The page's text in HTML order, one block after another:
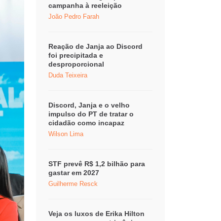
campanha à reeleição
João Pedro Farah
Reação de Janja ao Discord
foi precipitada e
desproporcional
Duda Teixeira
Discord, Janja e o velho
impulso do PT de tratar o
cidadão como incapaz
Wilson Lima
STF prevê R$ 1,2 bilhão para
gastar em 2027
Guilherme Resck
Veja os luxos de Erika Hilton